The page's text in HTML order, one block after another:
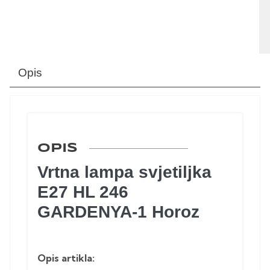
Opis
OPIS
Vrtna lampa svjetiljka
E27 HL 246
GARDENYA-1 Horoz
Opis artikla: